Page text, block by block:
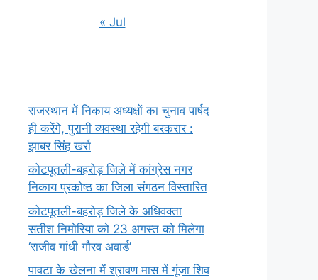
« Jul
राजस्थान में निकाय अध्यक्षों का चुनाव पार्षद
ही करेंगे, पुरानी व्यवस्था रहेगी बरकरार :
झाबर सिंह खर्रा
कोटपूतली-बहरोड़ जिले में कांग्रेस नगर
निकाय प्रकोष्ठ का जिला संगठन विस्तारित
कोटपूतली-बहरोड़ जिले के अधिवक्ता
सतीश निमोरिया को 23 अगस्त को मिलेगा
‘राजीव गांधी गौरव अवार्ड’
पावटा के खेलना में श्रावण मास में गूंजा शिव